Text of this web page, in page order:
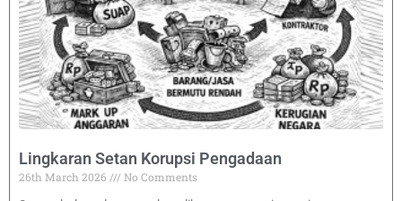
Lingkaran Setan Korupsi Pengadaan
26th March 2026
No Comments